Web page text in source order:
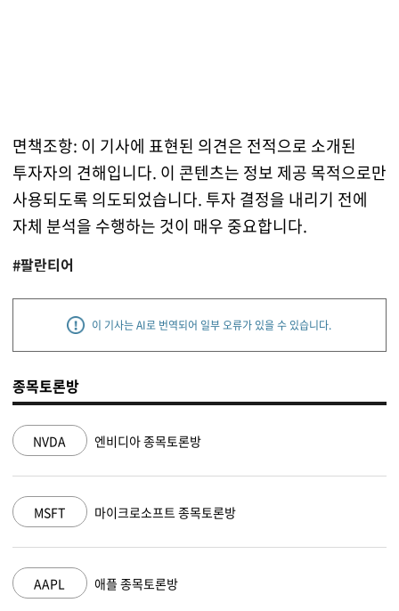
면책조항: 이 기사에 표현된 의견은 전적으로 소개된
투자자의 견해입니다. 이 콘텐츠는 정보 제공 목적으로만
사용되도록 의도되었습니다. 투자 결정을 내리기 전에
자체 분석을 수행하는 것이 매우 중요합니다.
#팔란티어
이 기사는 AI로 번역되어 일부 오류가 있을 수 있습니다.
종목토론방
NVDA 엔비디아 종목토론방
MSFT 마이크로소프트 종목토론방
AAPL 애플 종목토론방